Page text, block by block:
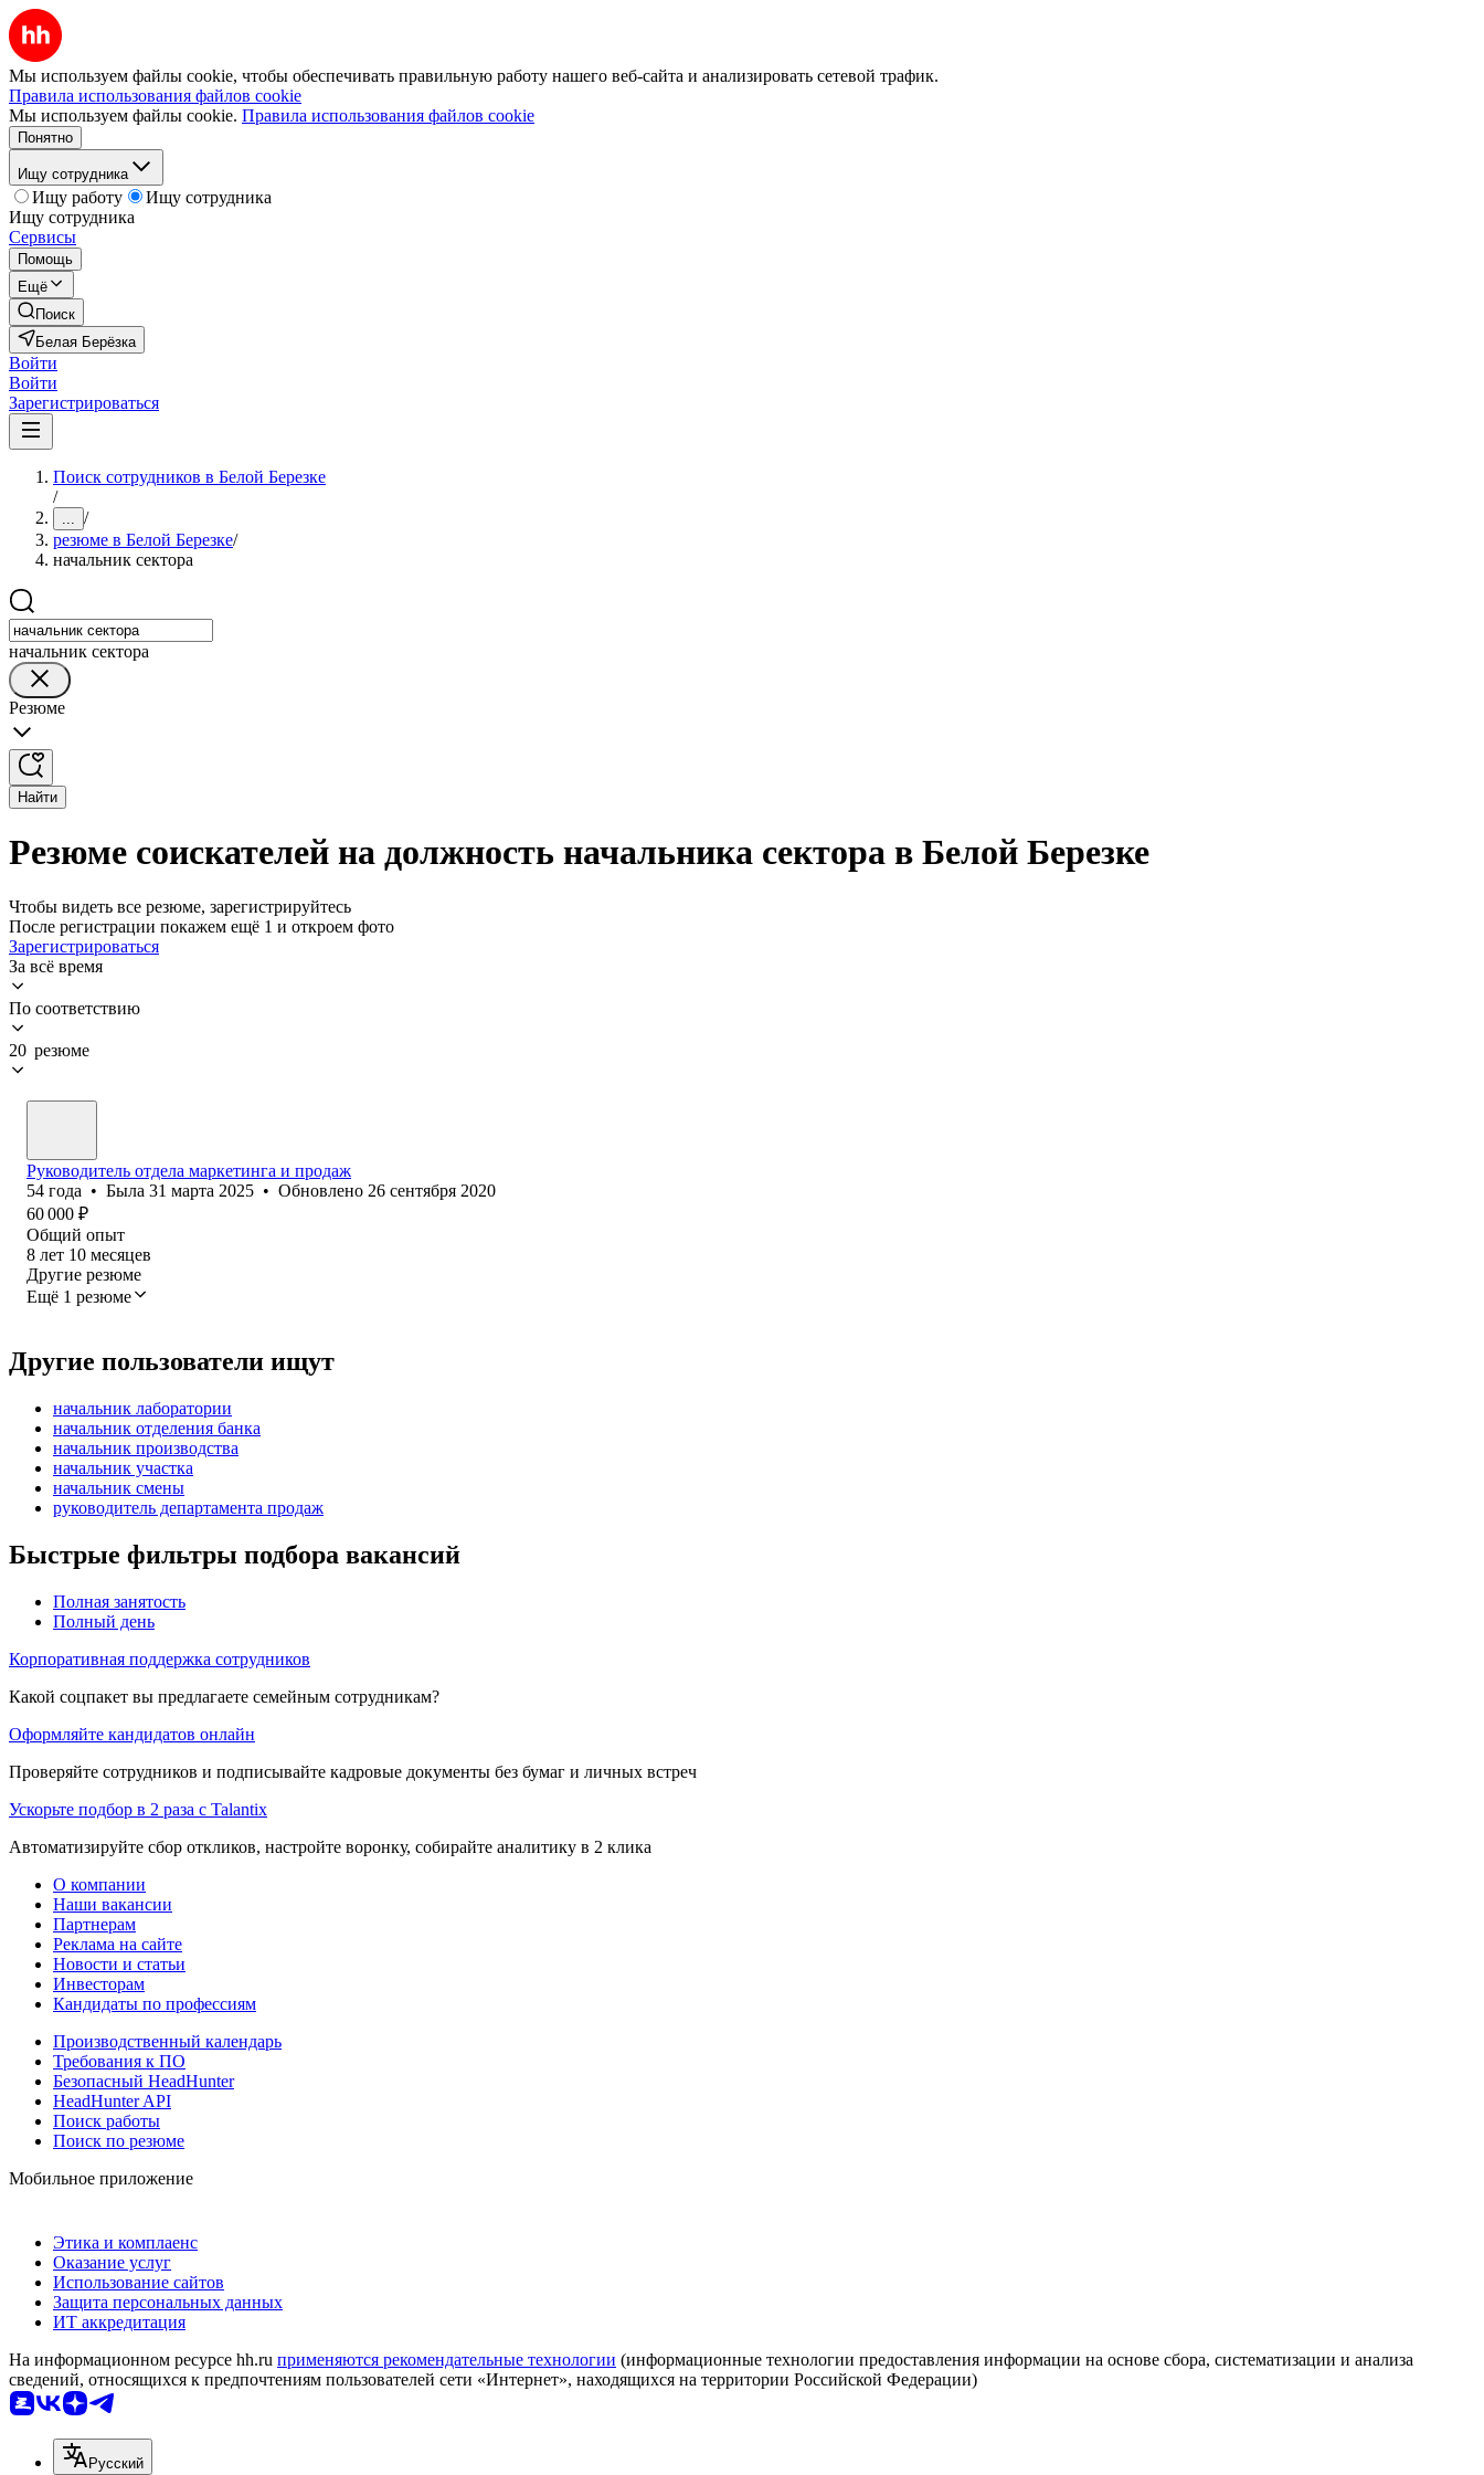
Мы используем файлы cookie, чтобы обеспечивать правильную работу нашего веб-сайта и анализировать сетевой трафик.
Правила использования файлов cookie
Мы используем файлы cookie. Правила использования файлов cookie
Понятно
Ищу сотрудника
Ищу работу
Ищу сотрудника
Ищу сотрудника
Сервисы
Помощь
Ещё
Поиск
Белая Берёзка
Войти
Войти
Зарегистрироваться
Поиск сотрудников в Белой Березке
/
... /
резюме в Белой Березке/
начальник сектора
начальник сектора
Резюме
Найти
Резюме соискателей на должность начальника сектора в Белой Березке
Чтобы видеть все резюме, зарегистрируйтесь
После регистрации покажем ещё 1 и откроем фото
Зарегистрироваться
За всё время
По соответствию
20 резюме
Руководитель отдела маркетинга и продаж
54 года • Была 31 марта 2025 • Обновлено 26 сентября 2020
60 000 ₽
Общий опыт
8 лет 10 месяцев
Другие резюме
Ещё 1 резюме
Другие пользователи ищут
начальник лаборатории
начальник отделения банка
начальник производства
начальник участка
начальник смены
руководитель департамента продаж
Быстрые фильтры подбора вакансий
Полная занятость
Полный день
Корпоративная поддержка сотрудников
Какой соцпакет вы предлагаете семейным сотрудникам?
Оформляйте кандидатов онлайн
Проверяйте сотрудников и подписывайте кадровые документы без бумаг и личных встреч
Ускорьте подбор в 2 раза с Talantix
Автоматизируйте сбор откликов, настройте воронку, собирайте аналитику в 2 клика
О компании
Наши вакансии
Партнерам
Реклама на сайте
Новости и статьи
Инвесторам
Кандидаты по профессиям
Производственный календарь
Требования к ПО
Безопасный HeadHunter
HeadHunter API
Поиск работы
Поиск по резюме
Мобильное приложение
Этика и комплаенс
Оказание услуг
Использование сайтов
Защита персональных данных
ИТ аккредитация
На информационном ресурсе hh.ru применяются рекомендательные технологии (информационные технологии предоставления информации на основе сбора, систематизации и анализа
сведений, относящихся к предпочтениям пользователей сети «Интернет», находящихся на территории Российской Федерации)
Русский